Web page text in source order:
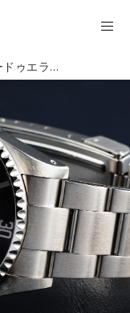
ロレックス シードゥエラー「深海の王者」【今週の逸本 Vol.24】